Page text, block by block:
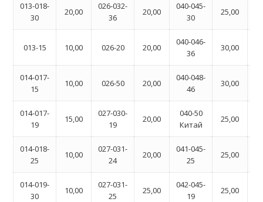
013-018-
30
20,00
026-032-
36
20,00
040-045-
30
25,00
013-15 10,00 026-20 20,00
040-046-
36
30,00
014-017-
15
10,00 026-50 20,00
040-048-
46
30,00
014-017-
19
15,00
027-030-
19
20,00
040-50
Китай
25,00
014-018-
25
10,00
027-031-
24
20,00
041-045-
25
25,00
014-019-
30
10,00
027-031-
25
25,00
042-045-
19
25,00